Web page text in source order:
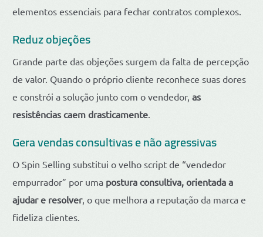
elementos essenciais para fechar contratos complexos.
Reduz objeções
Grande parte das objeções surgem da falta de percepção
de valor. Quando o próprio cliente reconhece suas dores
e constrói a solução junto com o vendedor,as
resistências caem drasticamente
Gera vendas consultivas e não agressivas
O Spin Selling substitui o velho script de “vendedor
empurrador” por uma postura consultiva, orientada a
ajudar e resolver, o que melhora a reputação da marca e
fideliza clientes.